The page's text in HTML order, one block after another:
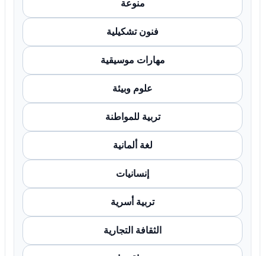
منوعة
فنون تشكيلية
مهارات موسيقية
علوم وبيئة
تربية للمواطنة
لغة ألمانية
إنسانيات
تربية أسرية
الثقافة التجارية